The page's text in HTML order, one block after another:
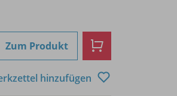
Zum Produkt
hinzufügen